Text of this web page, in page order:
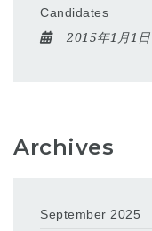
Candidates
2015年1月1日
Archives
September 2025